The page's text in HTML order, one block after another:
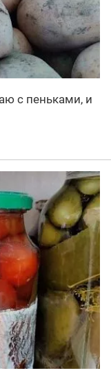
с пеньками, и